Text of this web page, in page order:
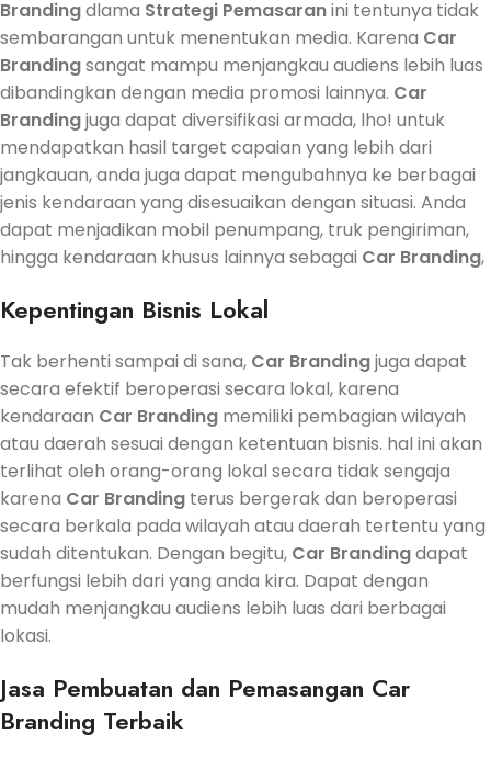
Brandingdlama Strategi Pemasaranini tentunya tidak
sembarangan untuk menentukan media. Karena Car
Brandingsangat mampu menjangkau audiens lebih luas
dibandingkan dengan media promosi lainnya. Car
Brandingjuga dapat diversifikasi armada, lho! untuk
mendapatkan hasil target capaian yang lebih dari
jangkauan, anda juga dapat mengubahnya ke berbagai
jenis kendaraan yang disesuaikan dengan situasi. Anda
dapat menjadikan mobil penumpang, truk pengiriman,
hingga kendaraan khusus lainnya sebagai Car Branding,
Kepentingan Bisnis Lokal
Tak berhenti sampai di sana, Car Brandingjuga dapat
secara efektif beroperasi secara lokal, karena
kendaraan Car Branding memiliki pembagian wilayah
atau daerah sesuai dengan ketentuan bisnis. hal ini akan
terlihat oleh orang-orang lokal secara tidak sengaja
karena Car Branding terus bergerak dan beroperasi
secara berkala pada wilayah atau daerah tertentu yang
sudah ditentukan. Dengan begitu, Car Brandingdapat
berfungsi lebih dari yang anda kira. Dapat dengan
mudah menjangkau audiens lebih luas dari berbagai
lokasi.
Jasa Pembuatan dan Pemasangan Car
Branding Terbaik